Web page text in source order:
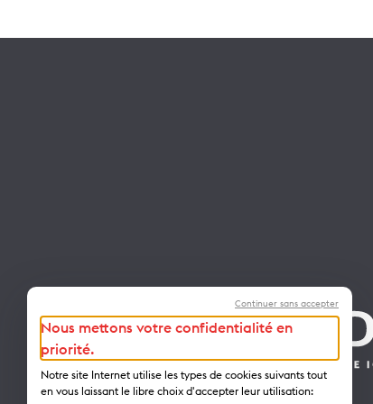
Continuer sans accepter
Nous mettons votre confidentialité en
priorité.
Notre site Internet utilise les types de cookies suivants tout
en vous laissant le libre choix d'accepter leur utilisation: